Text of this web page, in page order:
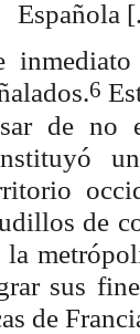
Española
6
de no
de
la
sus
de